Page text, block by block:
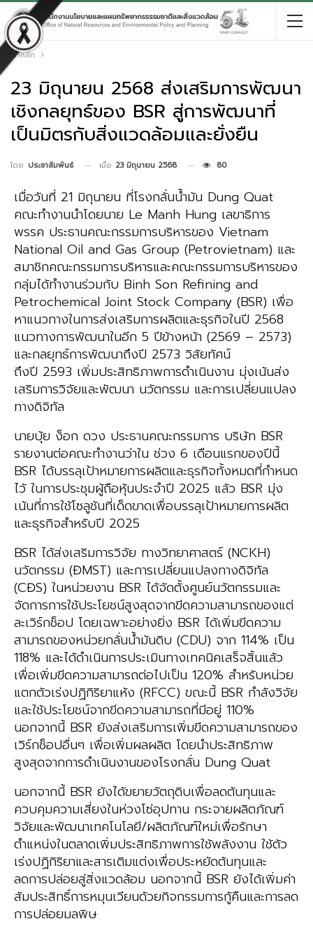
หน้าหลัก
23 มิถุนายน 2568 ส่งเสริมการพัฒนา
เชิงกลยุทธ์ของ BSR สู่การพัฒนาที่
เป็นมิตรกับสิ่งแวดล้อมและยั่งยืน
โดย ประชาสัมพันธ์ เมื่อ 23 มิถุนายน 2568 80
เมื่อวันที่ 21 มิถุนายน ที่โรงกลั่นน้ำมัน Dung Quat
คณะทำงานนำโดยนาย Le Manh Hung เลขาธิการ
พรรค ประธานคณะกรรมการบริหารของ Vietnam
National Oil and Gas Group (Petrovietnam) และ
สมาชิกคณะกรรมการบริหารและคณะกรรมการบริหารของ
กลุ่มได้ทำงานร่วมกับ Binh Son Refining and
Petrochemical Joint Stock Company (BSR) เพื่อ
หาแนวทางในการส่งเสริมการผลิตและธุรกิจในปี 2568
แนวทางการพัฒนาในอีก 5 ปีข้างหน้า (2569 – 2573)
และกลยุทธ์การพัฒนาถึงปี 2573 วิสัยทัศน์
ถึงปี 2593 เพิ่มประสิทธิภาพการดำเนินงาน มุ่งเน้นส่ง
เสริมการวิจัยและพัฒนา นวัตกรรม และการเปลี่ยนแปลง
ทางดิจิทัล
นายบุ้ย ง็อก ดวง ประธานคณะกรรมการ บริษัท BSR
รายงานต่อคณะทำงานว่าใน ช่วง 6 เดือนแรกของปีนี้
BSR ได้บรรลุเป้าหมายการผลิตและธุรกิจทั้งหมดที่กำหนด
ไว้ ในการประชุมผู้ถือหุ้นประจำปี 2025 แล้ว BSR มุ่ง
เน้นที่การใช้โซลูชันที่เด็ดขาดเพื่อบรรลุเป้าหมายการผลิต
และธุรกิจสำหรับปี 2025
BSR ได้ส่งเสริมการวิจัย ทางวิทยาศาสตร์ (NCKH)
นวัตกรรม (ĐMST) และการเปลี่ยนแปลงทางดิจิทัล
(CĐS) ในหน่วยงาน BSR ได้จัดตั้งศูนย์นวัตกรรมและ
จัดการการใช้ประโยชน์สูงสุดจากขีดความสามารถของแต่
ละเวิร์กช็อป โดยเฉพาะอย่างยิ่ง BSR ได้เพิ่มขีดความ
สามารถของหน่วยกลั่นน้ำมันดิบ (CDU) จาก 114% เป็น
118% และได้ดำเนินการประเมินทางเทคนิคเสร็จสิ้นแล้ว
เพื่อเพิ่มขีดความสามารถต่อไปเป็น 120% สำหรับหน่วย
แตกตัวเร่งปฏิกิริยาแห้ง (RFCC) ขณะนี้ BSR กำลังวิจัย
และใช้ประโยชน์จากขีดความสามารถที่มีอยู่ 110%
นอกจากนี้ BSR ยังส่งเสริมการเพิ่มขีดความสามารถของ
เวิร์กช็อปอื่นๆ เพื่อเพิ่มผลผลิต โดยนำประสิทธิภาพ
สูงสุดจากการดำเนินงานของโรงกลั่น Dung Quat
นอกจากนี้ BSR ยังได้ขยายวัตถุดิบเพื่อลดต้นทุนและ
ควบคุมความเสี่ยงในห่วงโซ่อุปทาน กระจายผลิตภัณฑ์
วิจัยและพัฒนาเทคโนโลยี/ผลิตภัณฑ์ใหม่เพื่อรักษา
ตำแหน่งในตลาดเพิ่มประสิทธิภาพการใช้พลังงาน ใช้ตัว
เร่งปฏิกิริยาและสารเติมแต่งเพื่อประหยัดต้นทุนและ
ลดการปล่อยสู่สิ่งแวดล้อม นอกจากนี้ BSR ยังได้เพิ่มค่า
สัมประสิทธิ์การหมุนเวียนด้วยกิจกรรมการกู้คืนและการลด
การปล่อยมลพิษ